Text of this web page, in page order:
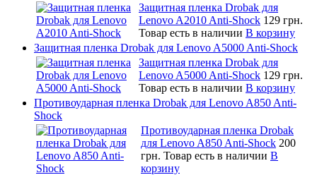
Защитная пленка Drobak для
Lenovo A2010 Anti-Shock 129 грн.
Товар есть в наличии В корзину
Защитная пленка Drobak для Lenovo A5000 Anti-Shock
Защитная пленка Drobak для
Lenovo A5000 Anti-Shock 129 грн.
Товар есть в наличии В корзину
Противоударная пленка Drobak для Lenovo A850 Anti-
Shock
Противоударная пленка Drobak
для Lenovo A850 Anti-Shock 200
грн. Товар есть в наличии В
корзину